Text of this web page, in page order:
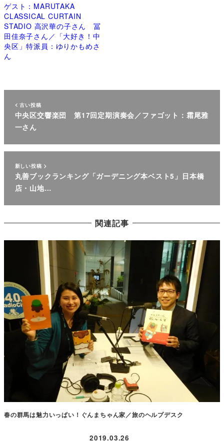
ゲスト：MARUTAKA
CLASSICAL CURTAIN
STADIO 高沢華の子さん 冨
田佳奈子さん／「大好き！中
央区」特派員：ゆりかもめさ
ん
古い投稿
中央区交響楽団 第17回定期演奏会／ファゴット：霜尾雅
一さん
新しい投稿
丸善ブックランキング「ガーデニング本ベスト5」日本橋
店・山地…
関連記事
春の群馬は魅力いっぱい！ぐんまちゃん家／旅のヘルプデスク
2019.03.26